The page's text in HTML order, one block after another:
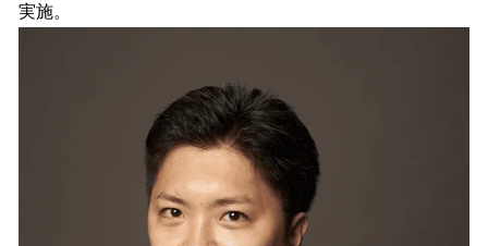
実施。